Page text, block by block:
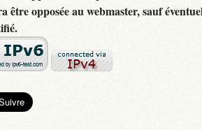
être opposée au webmaster, sauf